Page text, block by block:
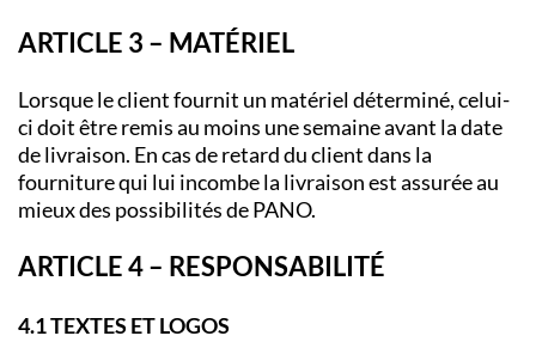
ARTICLE 3 – MATÉRIEL
Lorsque le client fournit un matériel déterminé, celui-
ci doit être remis au moins une semaine avant la date
de livraison. En cas de retard du client dans la
fourniture qui lui incombe la livraison est assurée au
mieux des possibilités de PANO.
ARTICLE 4 – RESPONSABILITÉ
4.1 TEXTES ET LOGOS